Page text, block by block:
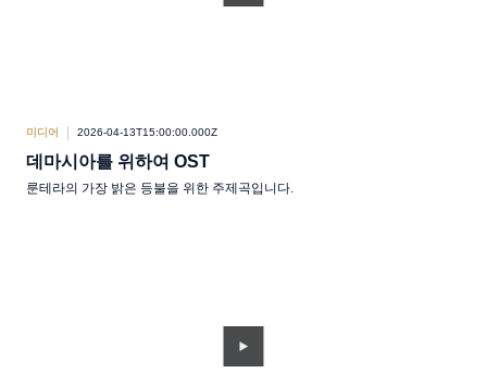
미디어 2026-04-13T15:00:00.000Z
데마시아를 위하여 OST
룬테라의 가장 밝은 등불을 위한 주제곡입니다.